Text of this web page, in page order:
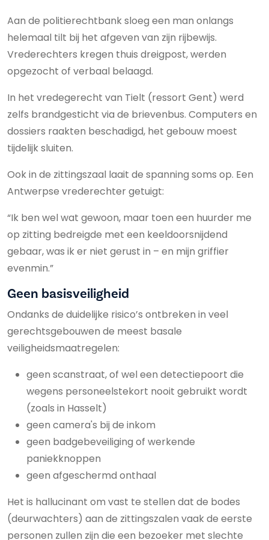
Aan de politierechtbank sloeg een man onlangs
helemaal tilt bij het afgeven van zijn rijbewijs.
Vrederechters kregen thuis dreigpost, werden
opgezocht of verbaal belaagd.
In het vredegerecht van Tielt (ressort Gent) werd
zelfs brandgesticht via de brievenbus. Computers en
dossiers raakten beschadigd, het gebouw moest
tijdelijk sluiten.
Ook in de zittingszaal laait de spanning soms op. Een
Antwerpse vrederechter getuigt:
“Ik ben wel wat gewoon, maar toen een huurder me
op zitting bedreigde met een keeldoorsnijdend
gebaar, was ik er niet gerust in – en mijn griffier
evenmin.”
Geen basisveiligheid
Ondanks de duidelijke risico’s ontbreken in veel
gerechtsgebouwen de meest basale
veiligheidsmaatregelen:
geen scanstraat, of wel een detectiepoort die
wegens personeelstekort nooit gebruikt wordt
(zoals in Hasselt)
geen camera's bij de inkom
geen badgebeveiliging of werkende
paniekknoppen
geen afgeschermd onthaal
Het is hallucinant om vast te stellen dat de bodes
(deurwachters) aan de zittingszalen vaak de eerste
personen zullen zijn die een bezoeker met slechte